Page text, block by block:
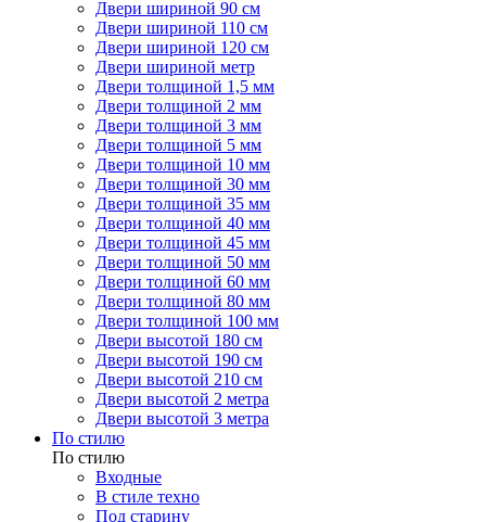
Двери шириной 90 см
Двери шириной 110 см
Двери шириной 120 см
Двери шириной метр
Двери толщиной 1,5 мм
Двери толщиной 2 мм
Двери толщиной 3 мм
Двери толщиной 5 мм
Двери толщиной 10 мм
Двери толщиной 30 мм
Двери толщиной 35 мм
Двери толщиной 40 мм
Двери толщиной 45 мм
Двери толщиной 50 мм
Двери толщиной 60 мм
Двери толщиной 80 мм
Двери толщиной 100 мм
Двери высотой 180 см
Двери высотой 190 см
Двери высотой 210 см
Двери высотой 2 метра
Двери высотой 3 метра
По стилю
По стилю
Входные
В стиле техно
Под старину